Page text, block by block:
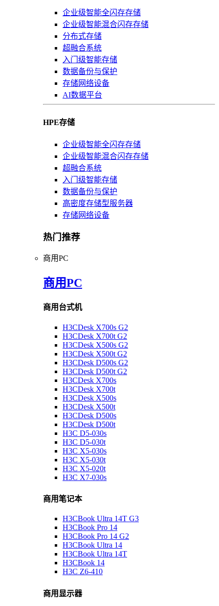
企业级智能全闪存存储
企业级智能混合闪存存储
分布式存储
超融合系统
入门级智能存储
数据备份与保护
存储网络设备
AI数据平台
HPE存储
企业级智能全闪存存储
企业级智能混合闪存存储
超融合系统
入门级智能存储
数据备份与保护
高密度存储型服务器
存储网络设备
热门推荐
商用PC
商用PC
商用台式机
H3CDesk X700s G2
H3CDesk X700t G2
H3CDesk X500s G2
H3CDesk X500t G2
H3CDesk D500s G2
H3CDesk D500t G2
H3CDesk X700s
H3CDesk X700t
H3CDesk X500s
H3CDesk X500t
H3CDesk D500s
H3CDesk D500t
H3C D5-030s
H3C D5-030t
H3C X5-030s
H3C X5-030t
H3C X5-020t
H3C X7-030s
商用笔记本
H3CBook Ultra 14T G3
H3CBook Pro 14
H3CBook Pro 14 G2
H3CBook Ultra 14
H3CBook Ultra 14T
H3CBook 14
H3C Z6-410
商用显示器